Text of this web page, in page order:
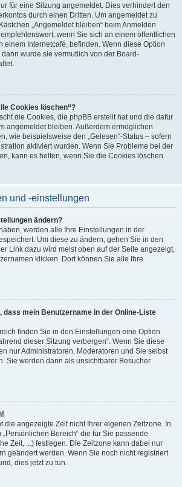
für eine Sitzung angemeldet. Dies verhindert den
durch einen Dritten. Um angemeldet zu
„Angemeldet bleiben“ beim Anmelden
wenn Sie sich an einem öffentlichen
einem Internetcafé, befinden. Wenn diese Option
wurde sie vermutlich von der Board-
Cookies löschen“?
die Cookies, die phpBB erstellt hat und die dafür
angemeldet bleiben. Außerdem ermöglichen
wie beispielsweise den „Gelesen“-Status – sofern
aktiviert wurden. Wenn Sie Probleme bei der
kann es helfen, wenn Sie die Cookies löschen.
und -einstellungen
ändern?
werden alle Ihre Einstellungen in der
Um diese zu ändern, gehen Sie in den
Link dazu wird meist oben auf der Seite angezeigt,
klicken. Dort können Sie alle Ihre
dass mein Benutzername in der Online-Liste
finden Sie in den Einstellungen eine Option
dieser Sitzung verbergen“. Wenn Sie diese
nur Administratoren, Moderatoren und Sie selbst
Sie werden dann als unsichtbarer Besucher
die angezeigte Zeit nicht Ihrer eigenen Zeitzone. In
Bereich“ die für Sie passende
Zeit, ...) festlegen. Die Zeitzone kann dabei nur
geändert werden. Wenn Sie noch nicht registriert
dies jetzt zu tun.